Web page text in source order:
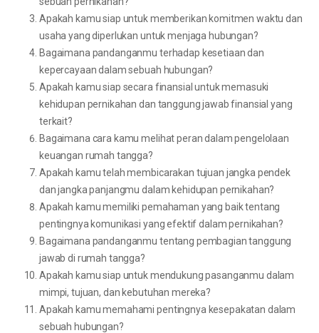
Apakah kamu siap untuk memberikan komitmen waktu dan
usaha yang diperlukan untuk menjaga hubungan?
Bagaimana pandanganmu terhadap kesetiaan dan
kepercayaan dalam sebuah hubungan?
Apakah kamu siap secara finansial untuk memasuki
kehidupan pernikahan dan tanggung jawab finansial yang
terkait?
Bagaimana cara kamu melihat peran dalam pengelolaan
keuangan rumah tangga?
Apakah kamu telah membicarakan tujuan jangka pendek
dan jangka panjangmu dalam kehidupan pernikahan?
Apakah kamu memiliki pemahaman yang baik tentang
pentingnya komunikasi yang efektif dalam pernikahan?
Bagaimana pandanganmu tentang pembagian tanggung
jawab di rumah tangga?
Apakah kamu siap untuk mendukung pasanganmu dalam
mimpi, tujuan, dan kebutuhan mereka?
Apakah kamu memahami pentingnya kesepakatan dalam
sebuah hubungan?